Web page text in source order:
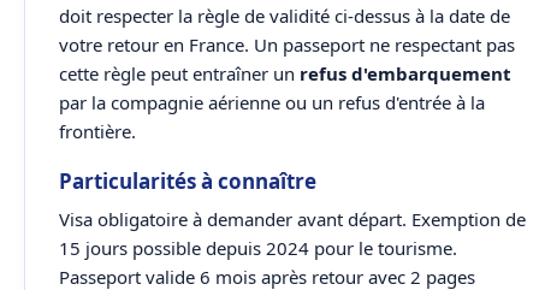
doit respecter la règle de validité ci-dessus à la date de
votre retour en France. Un passeport ne respectant pas
cette règle peut entraîner un refus d'embarquement
par la compagnie aérienne ou un refus d'entrée à la
frontière.
Particularités à connaître
Visa obligatoire à demander avant départ. Exemption de
15 jours possible depuis 2024 pour le tourisme.
Passeport valide 6 mois après retour avec 2 pages